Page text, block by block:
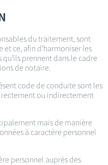
du traitement, sont
ce, afin d’harmoniser les
prennent dans le cadre
de notaire.
code de conduite sont les
ou indirectement
mais de manière
à caractère personnel
personnel auprès des